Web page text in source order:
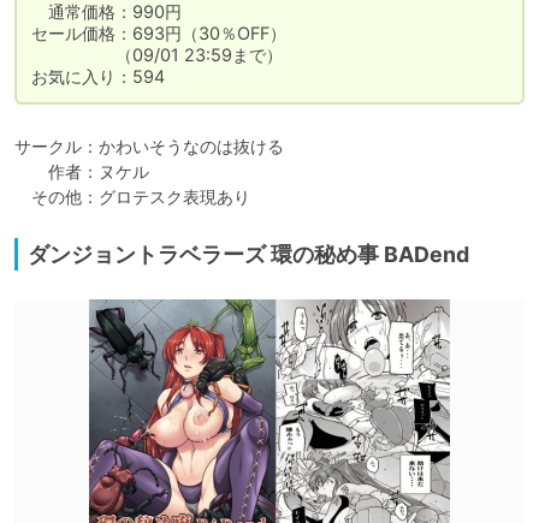
通常価格：990円
セール価格：693円（30％OFF）
（09/01 23:59まで）
お気に入り：594
サークル：かわいそうなのは抜ける
作者：ヌケル
その他：グロテスク表現あり
ダンジョントラベラーズ 環の秘め事 BADend